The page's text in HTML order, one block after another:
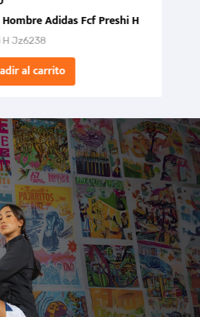
Adidas Fcf Preshi H
H Jz6238
al carrito